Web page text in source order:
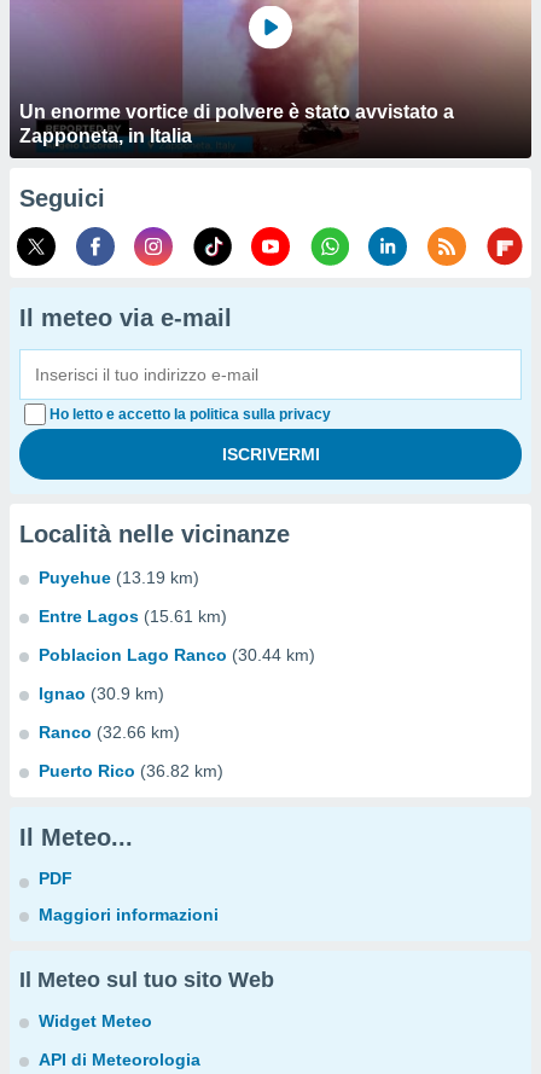
Un enorme vortice di polvere è stato avvistato a
Zapponeta, in Italia
Seguici
Il meteo via e-mail
Ho letto e accetto la politica sulla privacy
Località nelle vicinanze
Puyehue (13.19 km)
Entre Lagos (15.61 km)
Poblacion Lago Ranco (30.44 km)
Ignao (30.9 km)
Ranco (32.66 km)
Puerto Rico (36.82 km)
Il Meteo...
PDF
Maggiori informazioni
Il Meteo sul tuo sito Web
Widget Meteo
API di Meteorologia